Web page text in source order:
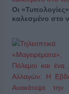
Οι
καλεσμένο στο